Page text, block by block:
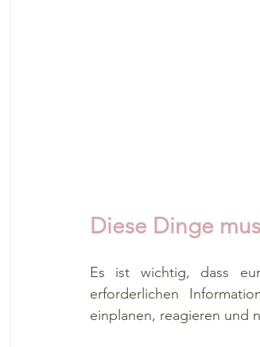
Diese Dinge
Es ist wichtig, dass
erforderlichen
einplanen, reagieren und